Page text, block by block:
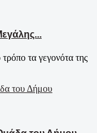
τα γεγονότα της